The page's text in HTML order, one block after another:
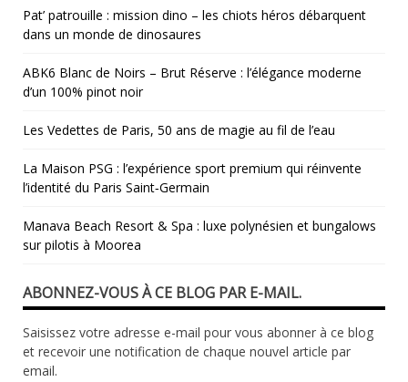
Pat’ patrouille : mission dino – les chiots héros débarquent
dans un monde de dinosaures
ABK6 Blanc de Noirs – Brut Réserve : l’élégance moderne
d’un 100% pinot noir
Les Vedettes de Paris, 50 ans de magie au fil de l’eau
La Maison PSG : l’expérience sport premium qui réinvente
l’identité du Paris Saint‑Germain
Manava Beach Resort & Spa : luxe polynésien et bungalows
sur pilotis à Moorea
ABONNEZ-VOUS À CE BLOG PAR E-MAIL.
Saisissez votre adresse e-mail pour vous abonner à ce blog
et recevoir une notification de chaque nouvel article par
email.